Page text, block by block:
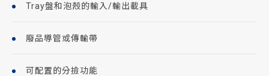
Tray盤和泡殼的輸入/輸出載具
廢品導管或傳輸帶
可配置的分撿功能